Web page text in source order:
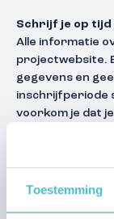
Toestemming
Schrijf je op tijd
Alle informatie
projectwebsite.
gegevens en
inschrijfperiode
voorkom je dat